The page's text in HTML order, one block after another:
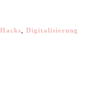
Hacks Digitalisierung